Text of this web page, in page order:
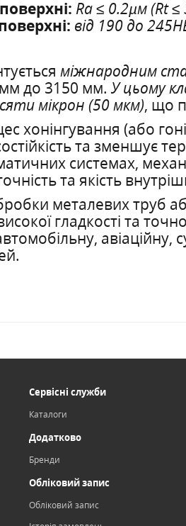
Ra ≤ 0.2µм (Rt
від 190 до
міжнародним
мм до 3150 мм. У цьому
мікрон (50 мкм), що
хонінгування (або
та зменшує
системах,
та якість
металевих труб
гладкості та
авіаційну,
Сервісні служби
Каталоги
Додатково
Бренди
Обліковий запис
Обліковий запис